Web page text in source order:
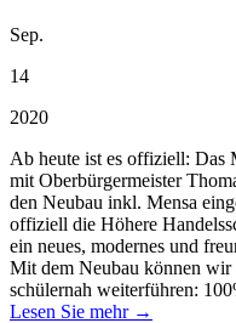
Sep.
14
2020
Ab heute ist es offiziell: Das
mit Oberbürgermeister
den Neubau inkl. Mensa
offiziell die Höhere
ein neues, modernes und
Mit dem Neubau können wir
schülernah weiterführen:
Lesen Sie mehr →